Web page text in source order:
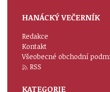
HANÁCKÝ VEČERNÍK
Redakce
Kontakt
Všeobecné obchodní
RSS
KATEGORIE